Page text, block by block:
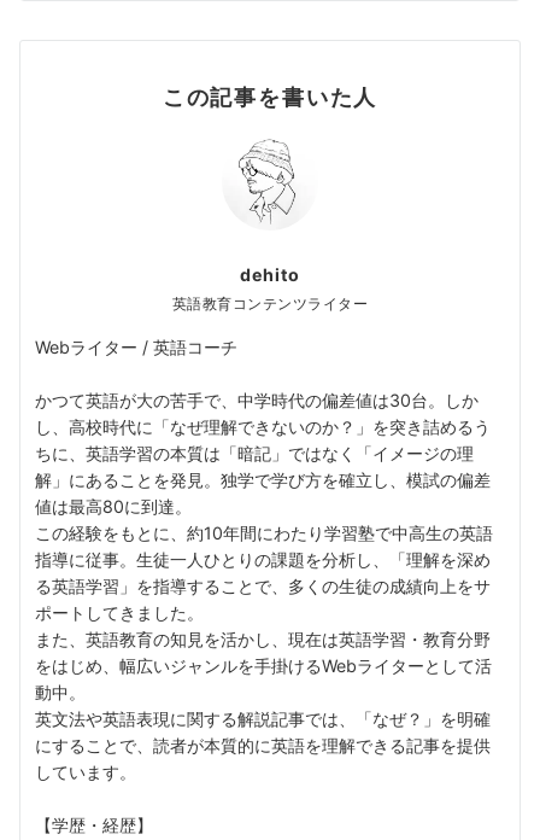
この記事を書いた人
dehito
英語教育コンテンツライター
Webライター / 英語コーチ
かつて英語が大の苦手で、中学時代の偏差値は30台。しか
し、高校時代に「なぜ理解できないのか？」を突き詰めるう
ちに、英語学習の本質は「暗記」ではなく「イメージの理
解」にあることを発見。独学で学び方を確立し、模試の偏差
値は最高80に到達。
この経験をもとに、約10年間にわたり学習塾で中高生の英語
指導に従事。生徒一人ひとりの課題を分析し、「理解を深め
る英語学習」を指導することで、多くの生徒の成績向上をサ
ポートしてきました。
また、英語教育の知見を活かし、現在は英語学習・教育分野
をはじめ、幅広いジャンルを手掛けるWebライターとして活
動中。
英文法や英語表現に関する解説記事では、「なぜ？」を明確
にすることで、読者が本質的に英語を理解できる記事を提供
しています。
【学歴・経歴】